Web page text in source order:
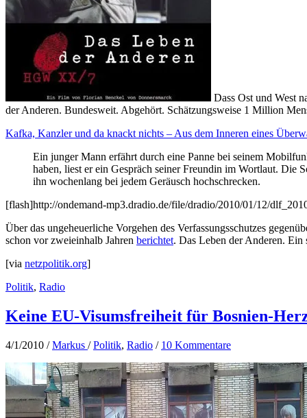
Dass Ost und West
der Anderen. Bundesweit. Abgehört. Schätzungsweise 1 Million
Kafka, Kanzler und da knackt nichts – Aus dem Inneren eines
Ein junger Mann erfährt durch eine Panne bei seinem
haben, liest er ein Gespräch seiner Freundin im Wortlaut. Die
ihn wochenlang bei jedem Geräusch hochschrecken.
[flash]http://ondemand-mp3.dradio.de/file/dradio/2010/01/12/
Über das ungeheuerliche Vorgehen des Verfassungsschutzes
schon vor zweieinhalb Jahren berichtet. Das Leben der Anderen. Ein
[via netzpolitik.org]
Politik, Radio
Keine EU-Visumsfreiheit für Bosnien-
4/1/2010 /Markus /Politik, Radio / 10 Kommentare